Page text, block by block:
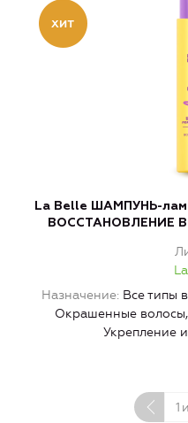
La Belle ШАМПУНЬ-
ВОССТАНОВЛЕНИЕ
Назначение Все типы
Окрашенные
Укрепление
1